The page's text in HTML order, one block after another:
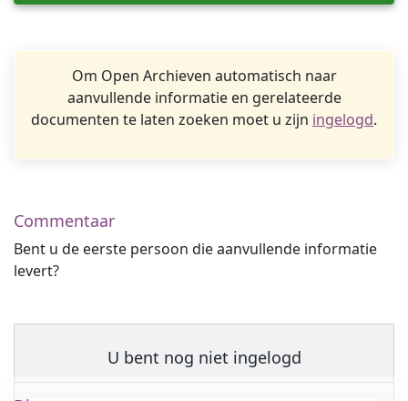
Om Open Archieven automatisch naar
aanvullende informatie en gerelateerde
documenten te laten zoeken moet u zijn ingelogd.
Commentaar
Bent u de eerste persoon die aanvullende informatie
levert?
U bent nog niet ingelogd